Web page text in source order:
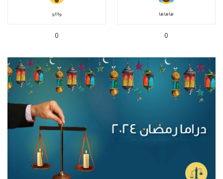
هاهاها
0
واااو
0